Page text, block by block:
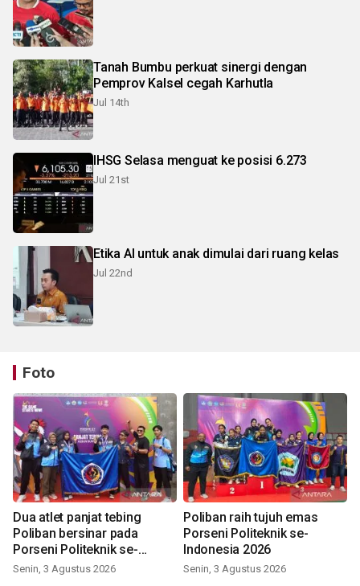
Tanah Bumbu perkuat sinergi dengan
Pemprov Kalsel cegah Karhutla
Jul 14th
IHSG Selasa menguat ke posisi 6.273
Jul 21st
Etika AI untuk anak dimulai dari ruang kelas
Jul 22nd
Foto
Dua atlet panjat tebing
Poliban bersinar pada
Porseni Politeknik se-
Indonesia 2026
Senin, 3 Agustus 2026
Poliban raih tujuh emas
Porseni Politeknik se-
Indonesia 2026
Senin, 3 Agustus 2026